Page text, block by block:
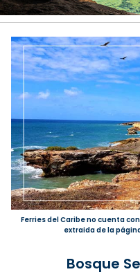
Ferries del Caribe no cuenta
extraida de la
Bosque